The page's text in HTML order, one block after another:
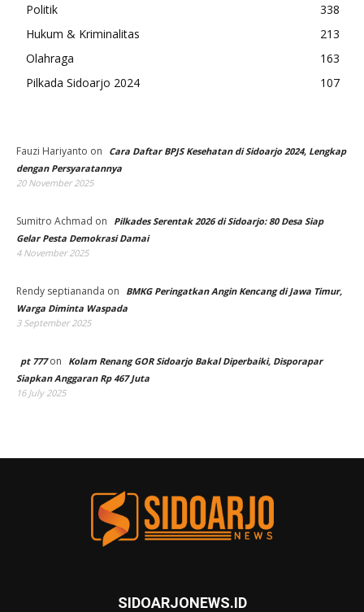
Politik
338
Hukum & Kriminalitas
213
Olahraga
163
Pilkada Sidoarjo 2024
107
Fauzi Hariyanto on
Cara Daftar BPJS Kesehatan di Sidoarjo 2024, Lengkap
dengan Persyaratannya
20 November 2025
Sumitro Achmad on
Pilkades Serentak 2026 di Sidoarjo: 80 Desa Siap
Gelar Pesta Demokrasi Damai
4 November 2025
Rendy septiananda on
BMKG Peringatkan Angin Kencang di Jawa Timur,
Warga Diminta Waspada
3 September 2025
pt 777on
Kolam Renang GOR Sidoarjo Bakal Diperbaiki, Disporapar
Siapkan Anggaran Rp 467 Juta
16 July 2025
SIDOARJONEWS.ID